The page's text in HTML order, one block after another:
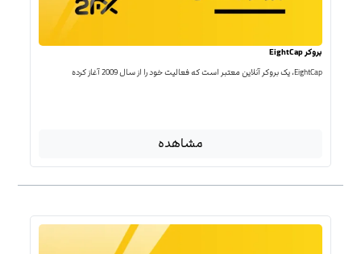
بروکر EightCap
EightCap، یک بروکر آنلاین معتبر است که فعالیت خود را از سال 2009 آغاز کرده
مشاهده